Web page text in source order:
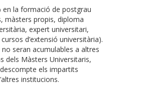
en la formació de postgrau
màsters propis, diploma
expert universitari,
d’extensió universitària).
seran acumulables a altres
dels Màsters Universitaris,
els impartits
institucions.